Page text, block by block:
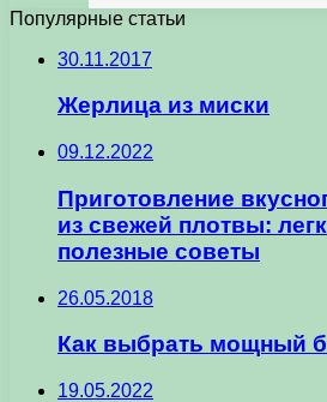
Популярные статьи
30.11.2017
Жерлица из миски
09.12.2022
Приготовление
из свежей плотвы:
полезные советы
26.05.2018
Как выбрать мощный
19.05.2022